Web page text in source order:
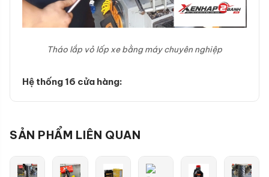
Tháo lắp vỏ lốp xe bằng máy chuyên nghiệp
Hệ thống 16 cửa hàng:
SẢN PHẨM LIÊN QUAN